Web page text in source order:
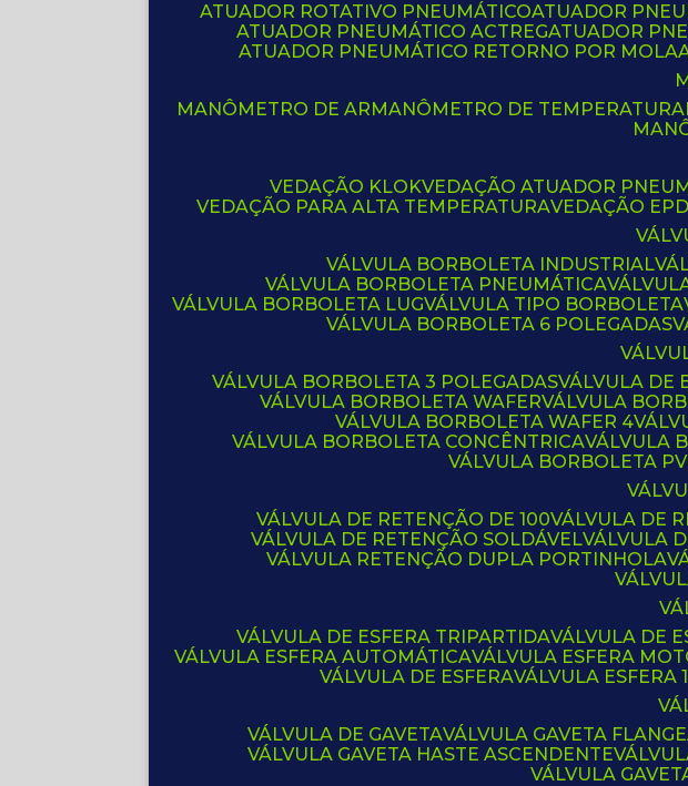
ATUADOR ROTATIVO PNEUMÁTICO
ATUADOR
ATUADOR PNEUMÁTICO ACTREG
ATUADOR
ATUADOR PNEUMÁTICO RETORNO POR MOLA
MANÔMETRO DE AR
MANÔMETRO DE TEMPERATURA
VEDAÇÃO KLOK VEDAÇÃO ATUADOR
VEDAÇÃO PARA ALTA TEMPERATURA VEDAÇÃO
VÁLVULA BORBOLETA INDUSTRIAL
VÁLVULA BORBOLETA PNEUMÁTICA
VÁLVULA BORBOLETA LUG VÁLVULA TIPO BORBOLETA
VÁLVULA BORBOLETA 6 POLEGADAS
VÁLVULA BORBOLETA 3 POLEGADAS VÁLVULA
VÁLVULA BORBOLETA WAFER VÁLVULA
VÁLVULA BORBOLETA WAFER 4
VÁLVULA BORBOLETA CONCÊNTRICA VÁLVULA
VÁLVULA BORBOLETA
VÁLVULA DE RETENÇÃO DE 100 VÁLVULA DE
VÁLVULA DE RETENÇÃO SOLDÁVEL VÁLVULA
VÁLVULA RETENÇÃO DUPLA PORTINHOLA
VÁLVULA DE ESFERA TRIPARTIDA VÁLVULA DE
VÁLVULA ESFERA AUTOMÁTICA VÁLVULA ESFERA
VÁLVULA DE ESFERA VÁLVULA ESFERA 1
VÁLVULA DE GAVETA VÁLVULA GAVETA
VÁLVULA GAVETA HASTE ASCENDENTE
VÁLVULA